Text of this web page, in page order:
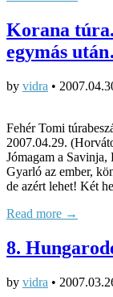
Korana
egymás
by vidra •
Fehér Tomi
2007.04.29.
Jómagam a
Gyarló az ember,
de azért lehet! Két
Read more →
8.
by vidra •